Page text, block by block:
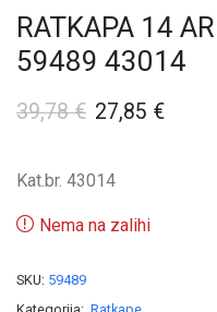
RATKAPA 14
59489 43014
39,78€ 27,85 €
Kat.br. 43014
Nema na zalihi
SKU: 59489